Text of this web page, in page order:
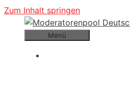
Zum Inhalt springen
Menü